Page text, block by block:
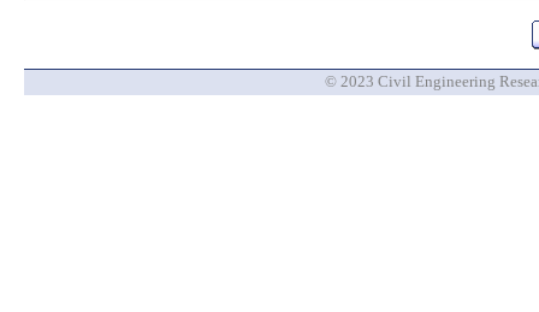
© 2023 Civil Engineering